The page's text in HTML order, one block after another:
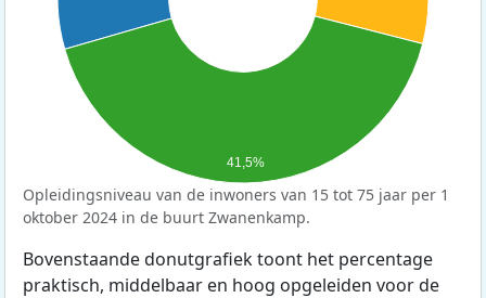
41,5%
Opleidingsniveau van de inwoners van 15 tot 75 jaar per 1
oktober 2024 in de buurt Zwanenkamp.
Bovenstaande donutgrafiek toont het percentage
praktisch, middelbaar en hoog opgeleiden voor de